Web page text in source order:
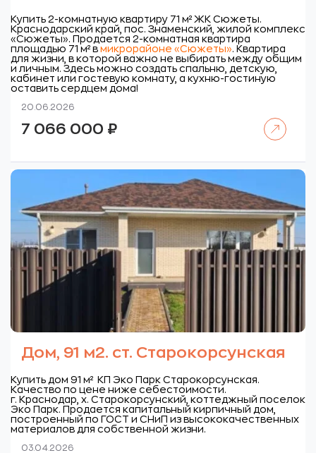
Купить 2-комнатную квартиру 71 м² ЖК Сюжеты.
Краснодарский край, пос. Знаменский, жилой комплекс
«Сюжеты». Продается 2-комнатная квартира
площадью 71 м² в микрорайоне «Сюжеты». Квартира
для жизни, в которой важно не выбирать между общим
и личным. Здесь можно создать спальню, детскую,
кабинет или гостевую комнату, а кухню-гостиную
оставить сердцем дома!
20.06.2026
7 066 000 ₽
Дом, 91 м2. ст. Старокорсунская
Купить дом 91 м² КП Эко Парк Старокорсунская.
Качество по цене ниже себестоимости.
г. Краснодар, х. Старокорсунский, коттеджный поселок
Эко Парк. Продается капитальный кирпичный дом,
построенный по ГОСТ и СНиП из высококачественных
материалов для собственной жизни.
03.04.2026